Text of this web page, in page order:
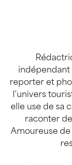
indépendant
reporter et
l’univers
elle use de sa
raconter
Amoureuse